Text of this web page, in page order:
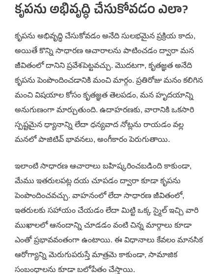
కృపను అభివృద్ధి చేసుకోవడం ఎలా?
కృపను అభివృద్ధి చేసుకోవడం అనేది సులభమైన ప్రక్రియ కాదు,
అయితే కొన్ని సాధారణ ఆచారాలను పాటించడం ద్వారా మన
జీవితంలో దానిని ప్రవేశపెట్టవచ్చు. మొదటగా, కృతజ్ఞత అనేది
కృపను పెంపొందించడానికి మంచి మార్గం. ప్రతిరోజు మనం కలిగిన
మంచి విషయాల కోసం కృతజ్ఞత తెలపడం, మన హృదయాన్ని
అనుగుణంగా మార్చుతుంది. ఉదాహరణకు, వారానికి ఒకసారి
స్పష్టమైన ధ్యానాన్ని లేదా ధన్యవాద నోట్లను రాయడం వల్ల
మనలో పాజిటివ్ భావనలు, అంగీకారం పెరుగుతాయి.
ఇలాంటి సాధారణ ఆచారాలు బహిష్కరించబడింది కాకుండా,
మేము ఇతరులపట్ల దయ చూపడం ద్వారా కూడా కృపను
పెంపొందించవచ్చు. వాహనంలో లేదా సాధారణ జీవితంలో,
ఇతరులకు సహాయం చేయడం లేదా మిట్టి ఒక్క స్మైల్ ఇచ్చి వారి
ముఖాలలో ఆనందాన్ని చూడడం వంటి చిన్న మార్గాలు కూడా
ఎంతో ప్రభావవంతంగా ఉంటాయి. ఈ విధానాలు కేవలం మానసిక
ఆరోగ్యాన్ని మెరుగుపరుస్తే మాత్రమె కాకుండా, సామాజిక
సంబంధాలను కూడా బలోపేతం చేస్తాయి.